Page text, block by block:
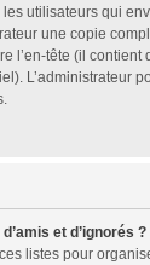
utilisateurs qui
une copie
l’en-tête (il contient
L’administrateur
et d’ignorés ?
listes pour